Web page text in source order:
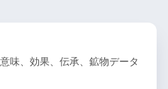
味、効果、伝承、鉱物データ